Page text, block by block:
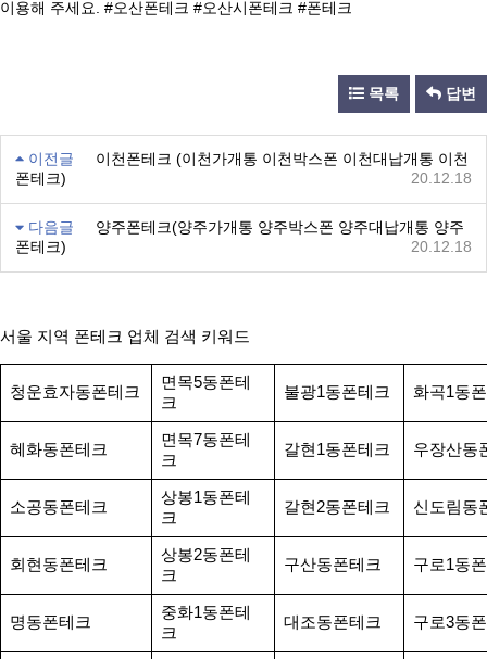
이용해 주세요. #오산폰테크 #오산시폰테크 #폰테크
목록 답변
이전글
이천폰테크 (이천가개통 이천박스폰 이천대납개통 이천
폰테크)
20.12.18
다음글
양주폰테크(양주가개통 양주박스폰 양주대납개통 양주
폰테크)
20.12.18
서울 지역 폰테크 업체 검색 키워드
청운효자동폰테크
면목5동폰테
크
불광1동폰테크 화곡1동
혜화동폰테크
면목7동폰테
크
갈현1동폰테크 우장산동
소공동폰테크
상봉1동폰테
크
갈현2동폰테크 신도림동
회현동폰테크
상봉2동폰테
크
구산동폰테크 구로1동
명동폰테크
중화1동폰테
크
대조동폰테크 구로3동